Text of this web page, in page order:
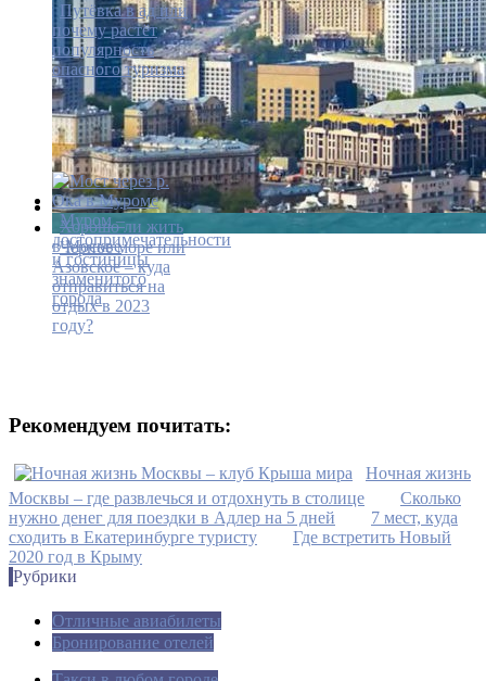
Черное море или
Азовское – куда
отправиться на
отдых в 2023
году?
Хорошо ли жить
в Москве
Путёвка в ад или
почему растёт
популярность
опасного туризма
Муром –
достопримечательности
и гостиницы
знаменитого
города
Рекомендуем почитать:
Ночная жизнь
Москвы – где развлечься и отдохнуть в столице
Сколько
нужно денег для поездки в Адлер на 5 дней
7 мест, куда
сходить в Екатеринбурге туристу
Где встретить Новый
2020 год в Крыму
Рубрики
Отличные авиабилеты
Бронирование отелей